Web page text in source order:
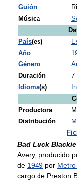
Guión
Música
País(es)
Año
Género
Duración
7
Idioma(s)
Productora
Distribución
Bad Luck Blackie
Avery, producido
de 1949 por
cargo de Preston